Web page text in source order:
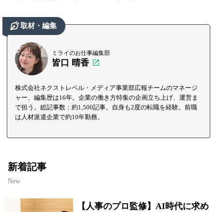
取材・編集
ミライのお仕事編集部
皆口 晴香
株式会社ネクストレベル・メディア事業部広報チームのマネージ
ャー、編集歴は16年。企業の働き方特集の企画立ち上げ、運営ま
で担う。総記事数：約1,500記事。自身も2度の転職を経験。前職
は人材派遣企業で約10年勤務。
新着記事
New
【人事のプロ監修】AI時代に求め